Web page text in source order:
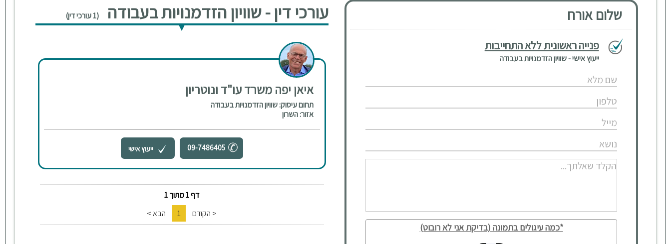
שלום אורח
פנייה ראשונית ללא התחייבות
ייעוץ אישי - שוויון הזדמנויות בעבודה
*כמה עיגולים בתמונה (בדיקת אני לא רובוט)
עורכי דין - שוויון הזדמנויות בעבודה (1 עורכי דין)
איאן יפה משרד עו"ד ונוטריון
תחום עיסוק: שוויון הזדמנויות בעבודה
אזור: השרון
09-7486405 ייעוץ אישי
דף 1 מתוך 1
< הקודם
1 הבא >